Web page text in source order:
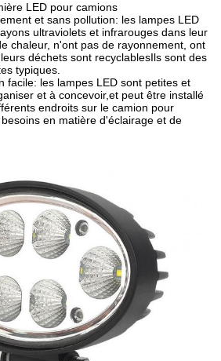
LED pour camions
et sans pollution: les lampes LED
ultraviolets et infrarouges dans leur
chaleur, n'ont pas de rayonnement, ont
déchets sont recyclablesIls sont des
typiques.
facile: les lampes LED sont petites et
et à concevoir,et peut être installé
endroits sur le camion pour
en matière d'éclairage et de